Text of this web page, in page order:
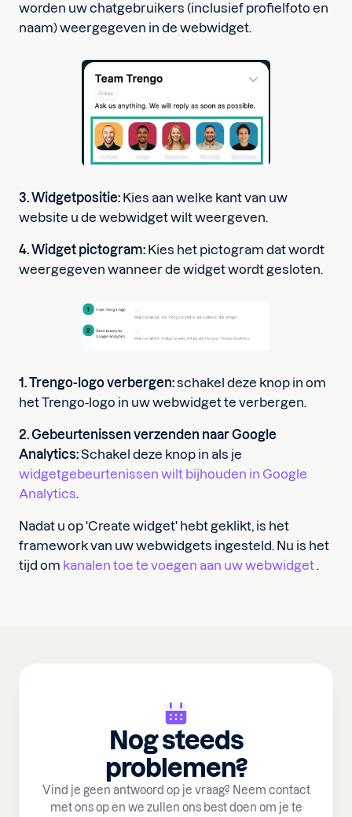
worden uw chatgebruikers (inclusief profielfoto en
naam) weergegeven in de webwidget.
3. Widgetpositie: Kies aan welke kant van uw
website u de webwidget wilt weergeven.
4. Widget pictogram: Kies het pictogram dat wordt
weergegeven wanneer de widget wordt gesloten.
1. Trengo-logo verbergen:schakel deze knop in om
het Trengo-logo in uw webwidget te verbergen.
2. Gebeurtenissen verzenden naar Google
Analytics:Schakel deze knop in als je
widgetgebeurtenissen wilt bijhouden in Google
Analytics.
Nadat u op 'Create widget' hebt geklikt, is het
framework van uw webwidgets ingesteld. Nu is het
tijd om kanalen toe te voegen aan uw webwidget .
Nog steeds
problemen?
Vind je geen antwoord op je vraag? Neem contact
met ons op en we zullen ons best doen om je te